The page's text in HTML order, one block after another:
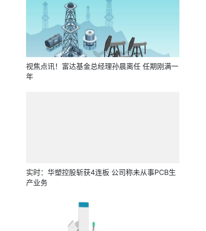
视焦点讯！富达基金总经理孙晨离任 任期刚满一
年
实时：华塑控股斩获4连板 公司称未从事PCB生
产业务